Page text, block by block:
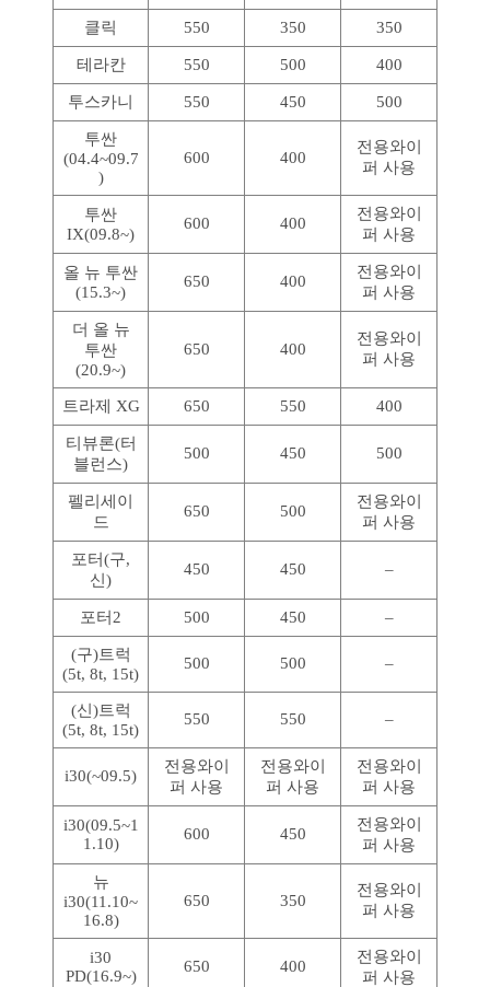
클릭 550 350 350
테라칸 550 500 400
투스카니 550 450 500
투싼
(04.4~09.7
)
600 400
전용와이
퍼 사용
투싼
IX(09.8~)
600 400
전용와이
퍼 사용
올 뉴 투싼
(15.3~)
650 400
전용와이
퍼 사용
더 올 뉴
투싼
(20.9~)
650 400
전용와이
퍼 사용
트라제 XG 650 550 400
티뷰론(터
블런스)
500 450 500
펠리세이
드
650 500
전용와이
퍼 사용
포터(구,
신)
450 450 –
포터2 500 450 –
(구)트럭
(5t, 8t, 15t)
500 500 –
(신)트럭
(5t, 8t, 15t)
550 550 –
i30(~09.5)
전용와이
퍼 사용
전용와이
퍼 사용
전용와이
퍼 사용
i30(09.5~1
1.10)
600 450
전용와이
퍼 사용
뉴
i30(11.10~
16.8)
650 350
전용와이
퍼 사용
i30
PD(16.9~)
650 400
전용와이
퍼 사용